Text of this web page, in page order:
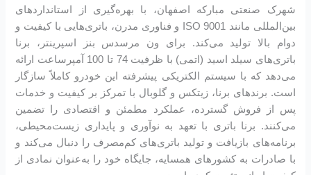
شهرک صنعتی مبارکه اصفهان، با بهره‌گیری از استانداردهای
بین‌المللی مانند ISO 9001 و فناوری مدرن، باتری‌هایی با کیفیت و
دوام بالا تولید می‌کند. برای ون مرسدس بنز اسپرینتر، برنا
باتری‌های سیلد اسید (اتمی) با ظرفیت 74 تا 100 آمپرساعت ارائه
می‌دهد که با سیستم الکتریکی پیشرفته این خودرو کاملاً سازگار
است. برندهای برنا، زیتکس و گلوبال با تمرکز بر کیفیت و خدمات
پس از فروش گسترده، عملکرد مطمئن و اقتصادی را تضمین
می‌کنند. برنا باتری با تعهد به نوآوری و پایداری زیست‌محیطی،
برنامه‌های بازیافت و تولید باتری‌های کم‌مصرف را دنبال می‌کند و
با صادرات به کشورهای همسایه، جایگاه خود را به‌عنوان نمادی از